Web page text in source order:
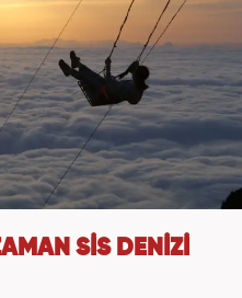
SİS DENİZİ